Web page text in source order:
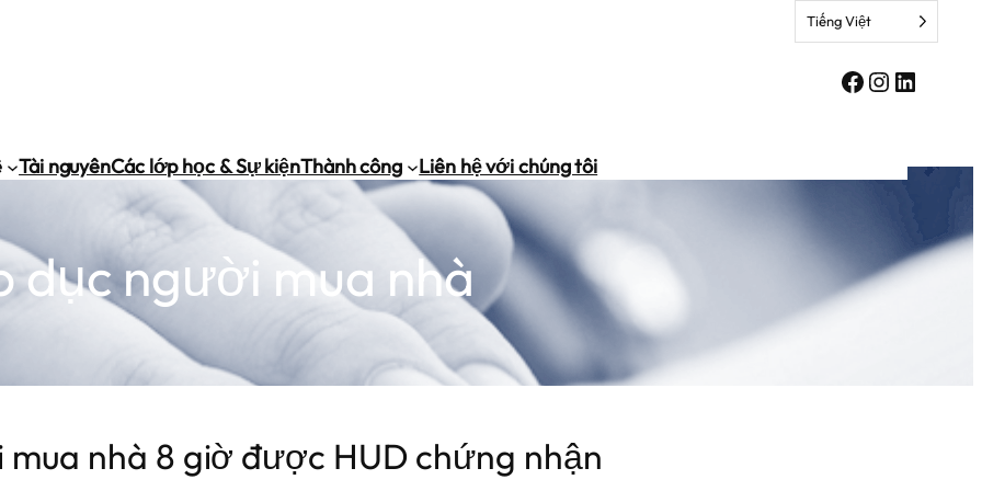
Facebook
Tài nguyênCác lớp học & Sự kiệnThành công Liên hệ với chúng tôi
dục người mua nhà
nhà 8 giờ được HUD chứng nhận
Tiếng Việt